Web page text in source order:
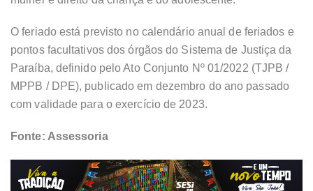
O feriado está previsto no calendário anual de feriados e
pontos facultativos dos órgãos do Sistema de Justiça da
Paraíba, definido pelo Ato Conjunto Nº 01/2022 (TJPB /
MPPB / DPE), publicado em dezembro do ano passado
com validade para o exercício de 2023.
Fonte: Assessoria